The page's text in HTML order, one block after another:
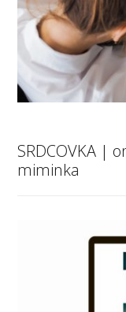
SRDCOVKA |
miminka